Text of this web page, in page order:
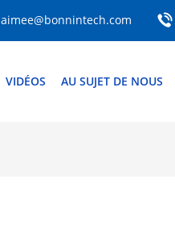
aimee@bonnintech.com
VIDÉOS AU SUJET DE NOUS